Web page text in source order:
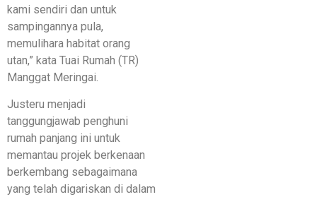
kami sendiri dan untuk
sampingannya pula,
memulihara habitat orang
utan,” kata Tuai Rumah (TR)
Manggat Meringai.
Justeru menjadi
tanggungjawab penghuni
rumah panjang ini untuk
memantau projek berkenaan
berkembang sebagaimana
yang telah digariskan di dalam